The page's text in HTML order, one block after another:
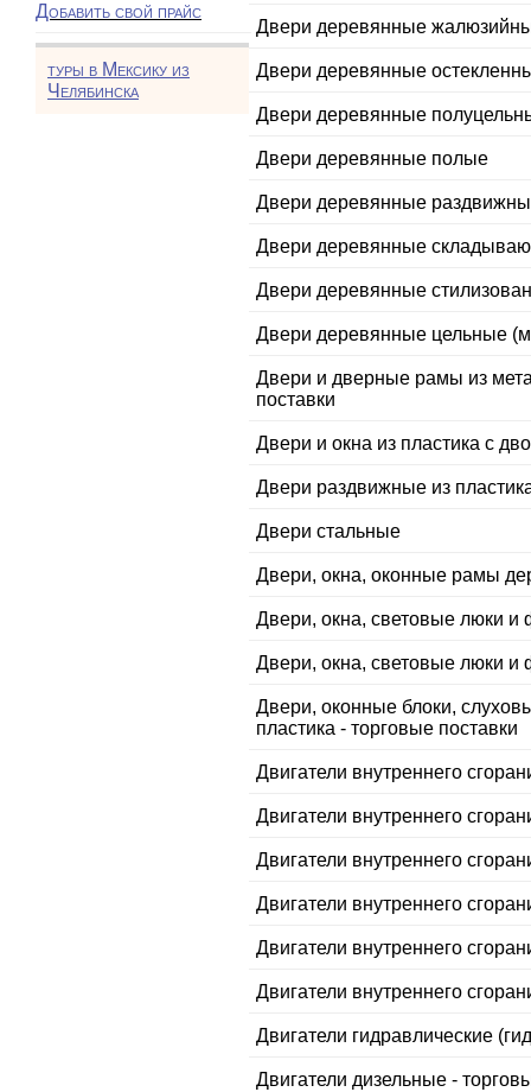
Добавить свой прайс
туры в Мексику из
Челябинска
Двери деревянные
Двери деревянные
Двери деревянные
Двери деревянные полые
Двери деревянные
Двери деревянные
Двери деревянные
Двери деревянные цельные
Двери и дверные рамы из
поставки
Двери и окна из пластика с
Двери раздвижные из
Двери стальные
Двери, окна, оконные рамы
Двери, окна, световые люки и
Двери, окна, световые люки и
Двери, оконные блоки,
пластика - торговые поставки
Двигатели внутреннего
Двигатели внутреннего
Двигатели внутреннего
Двигатели внутреннего
Двигатели внутреннего
Двигатели внутреннего
Двигатели гидравлические
Двигатели дизельные -